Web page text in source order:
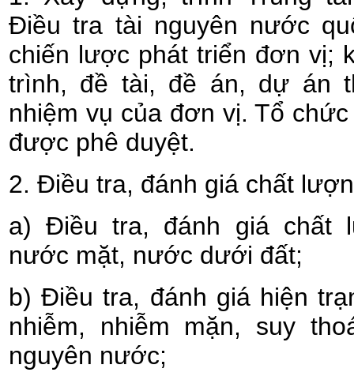
Điều tra tài nguyên nước
chiến lược phát triển đơn vị;
trình, đề tài, đề án, dự án
nhiệm vụ của đơn vị. Tổ
được phê duyệt.
2. Điều tra, đánh giá chất
a) Điều tra, đánh giá chất
nước mặt, nước dưới đất;
b) Điều tra, đánh giá hiện
nhiễm, nhiễm mặn, suy
nguyên nước;